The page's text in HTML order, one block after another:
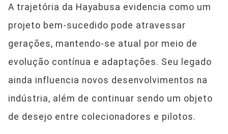
A trajetória da Hayabusa evidencia como um
projeto bem-sucedido pode atravessar
gerações, mantendo-se atual por meio de
evolução contínua e adaptações. Seu legado
ainda influencia novos desenvolvimentos na
indústria, além de continuar sendo um objeto
de desejo entre colecionadores e pilotos.